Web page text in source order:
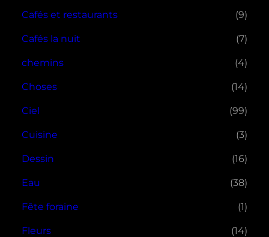
Cafés et restaurants (9)
Cafés la nuit (7)
chemins (4)
Choses (14)
Ciel (99)
Cuisine (3)
Dessin (16)
Eau (38)
Fête foraine (1)
Fleurs (14)